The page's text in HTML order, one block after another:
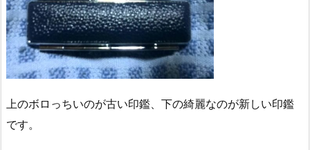
上のボロっちいのが古い印鑑、下の綺麗なのが新しい印鑑
です。